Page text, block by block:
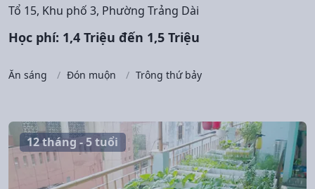
Tổ 15, Khu phố 3, Phường Trảng Dài
Học phí: 1,4 Triệu đến 1,5 Triệu
Ăn sáng Đón muộn Trông thứ bảy
12 tháng - 5 tuổi